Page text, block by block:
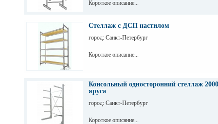
Короткое описание...
Стеллаж с ДСП настилом
город: Санкт-Петербург
Короткое описание...
Консольный односторонний стеллаж
яруса
город: Санкт-Петербург
Короткое описание...